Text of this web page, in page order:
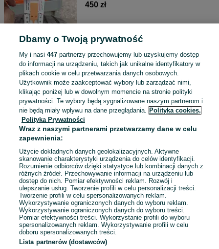
450 zł
08 sierpnia 2026
dziecięce buty zimowe 23 rozmiar
30 zł
34,55 zł z Pakietem Ochronnym
Warszawa, Praga-Południe
26 lipca 2026
haftowana koszula dla chłopca
35 zł
39,73 zł z Pakietem Ochronnym
Warszawa, Praga-Południe
11 lipca 2026
92 Niebieski
Dbamy o Twoją prywatność
My i nasi 447partnerzy przechowujemy lub uzyskujemy dostęp
do informacji na urządzeniu, takich jak unikalne identyfikatory w
plikach cookie w celu przetwarzania danych osobowych.
Użytkownik może zaakceptować wybory lub zarządzać nimi,
klikając poniżej lub w dowolnym momencie na stronie polityki
prywatności. Te wybory będą sygnalizowane naszym partnerom i
nie będą miały wpływu na dane przeglądania. Polityka cookies,
Polityka Prywatności
Wraz z naszymi partnerami przetwarzamy dane w celu
zapewnienia:
Użycie dokładnych danych geolokalizacyjnych. Aktywne
skanowanie charakterystyki urządzenia do celów identyfikacji.
Rozumienie odbiorców dzięki statystyce lub kombinacji danych z
różnych źródeł. Przechowywanie informacji na urządzeniu lub
dostęp do nich. Pomiar efektywności reklam. Rozwój i
ulepszanie usług. Tworzenie profili w celu personalizacji treści.
Tworzenie profili w celu spersonalizowanych reklam.
Wykorzystywanie ograniczonych danych do wyboru reklam.
Wykorzystywanie ograniczonych danych do wyboru treści.
Pomiar efektywności treści. Wykorzystanie profili do wyboru
spersonalizowanych reklam. Wykorzystywanie profili w celu
doboru spersonalizowanych treści.
Lista partnerów (dostawców)